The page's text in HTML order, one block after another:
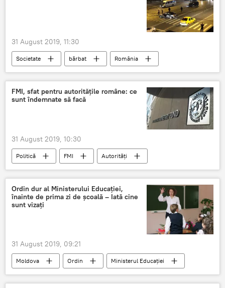
31 August 2019, 11:30
Societate bărbat România
FMI, sfat pentru autoritățile române: ce
sunt îndemnate să facă
31 August 2019, 10:30
Politică FMI Autorități
Ordin dur al Ministerului Educației,
înainte de prima zi de școală – Iată cine
sunt vizați
31 August 2019, 09:21
Moldova Ordin Ministerul Educației